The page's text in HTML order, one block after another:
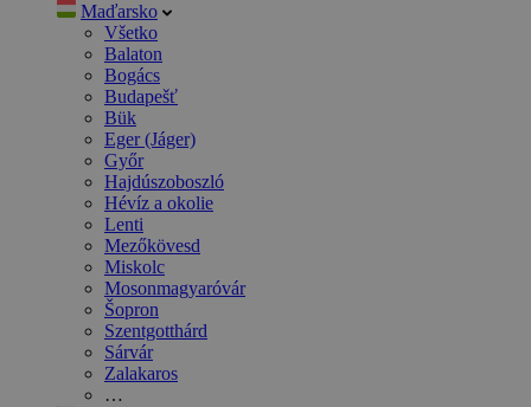
Maďarsko
Všetko
Balaton
Bogács
Budapešť
Bük
Eger (Jáger)
Győr
Hajdúszoboszló
Hévíz a okolie
Lenti
Mezőkövesd
Miskolc
Mosonmagyaróvár
Šopron
Szentgotthárd
Sárvár
Zalakaros
…